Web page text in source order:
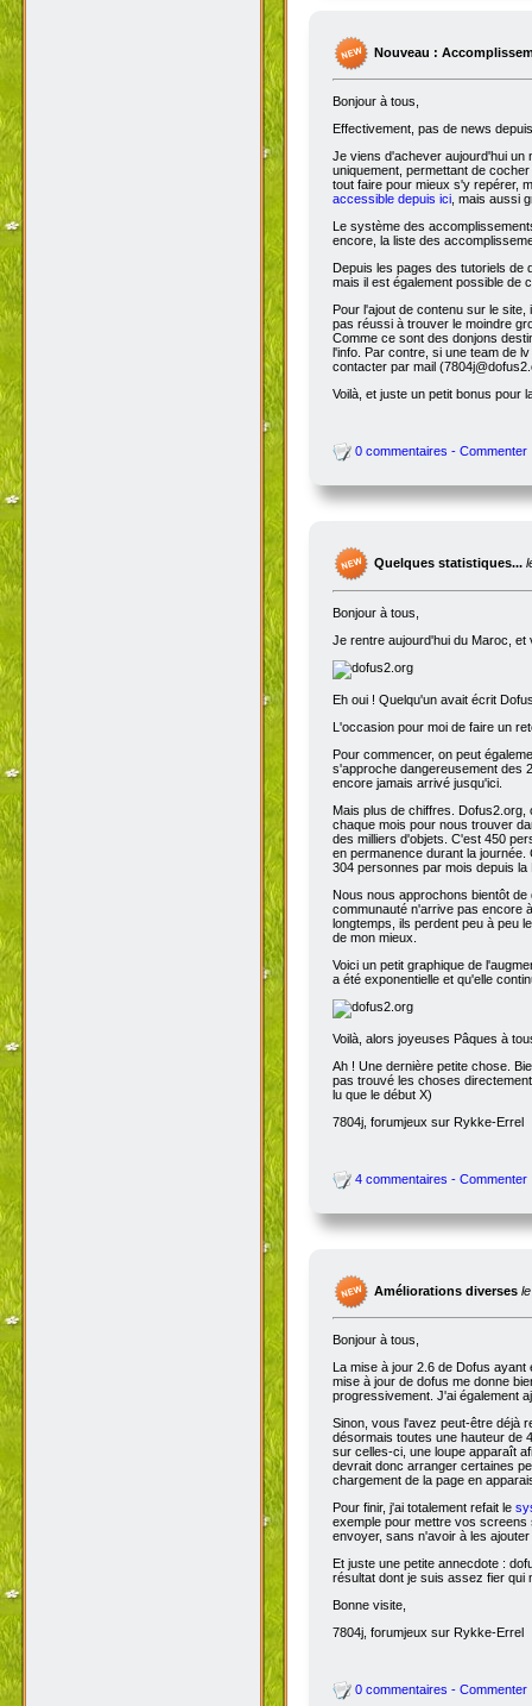
Nouveau :
Bonjour à tous,
Effectivement, pas de news
Je viens d'achever aujourd'hui
uniquement, permettant de
tout faire pour mieux s'y repérer,
accessible depuis ici, mais aussi
Le système des
encore, la liste des
Depuis les pages des tutoriels de
mais il est également possible de
Pour l'ajout de contenu sur le
pas réussi à trouver le moindre
Comme ce sont des donjons
l'info. Par contre, si une team de
contacter par mail
Voilà, et juste un petit bonus pour
0 commentaires - Commenter
Quelques statistiques...
Bonjour à tous,
Je rentre aujourd'hui du Maroc, et
Eh oui ! Quelqu'un avait écrit
L'occasion pour moi de faire un
Pour commencer, on peut
s'approche dangereusement des
encore jamais arrivé jusqu'ici.
Mais plus de chiffres.
chaque mois pour nous trouver
des milliers d'objets. C'est 450
en permanence durant la
304 personnes par mois depuis
Nous nous approchons bientôt
communauté n'arrive pas encore
longtemps, ils perdent peu à peu
de mon mieux.
Voici un petit graphique de
a été exponentielle et qu'elle
Voilà, alors joyeuses Pâques à
Ah ! Une dernière petite chose.
pas trouvé les choses
lu que le début X)
7804j, forumjeux sur Rykke-Errel
4 commentaires - Commenter
Améliorations diverses
Bonjour à tous,
La mise à jour 2.6 de Dofus
mise à jour de dofus me donne
progressivement. J'ai également
Sinon, vous l'avez peut-être déjà
désormais toutes une hauteur de
sur celles-ci, une loupe apparaît
devrait donc arranger certaines
chargement de la page en
Pour finir, j'ai totalement refait le
exemple pour mettre vos
envoyer, sans n'avoir à les
Et juste une petite annecdote :
résultat dont je suis assez fier qui
Bonne visite,
7804j, forumjeux sur Rykke-Errel
0 commentaires - Commenter